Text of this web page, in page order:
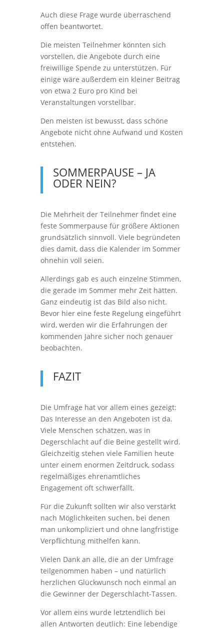
Auch diese Frage wurde überraschend
offen beantwortet.
Die meisten Teilnehmer könnten sich
vorstellen, die Angebote durch eine
freiwillige Spende zu unterstützen. Für
einige wäre außerdem ein kleiner Beitrag
von etwa 2 Euro pro Kind bei
Veranstaltungen vorstellbar.
Den meisten ist bewusst, dass schöne
Angebote nicht ohne Aufwand und Kosten
entstehen.
SOMMERPAUSE – JA
ODER NEIN?
Die Mehrheit der Teilnehmer findet eine
feste Sommerpause für größere Aktionen
grundsätzlich sinnvoll. Viele begründeten
dies damit, dass die Kalender im Sommer
ohnehin voll seien.
Allerdings gab es auch einzelne Stimmen,
die gerade im Sommer mehr Zeit hätten.
Ganz eindeutig ist das Bild also nicht.
Bevor hier eine feste Regelung eingeführt
wird, werden wir die Erfahrungen der
kommenden Jahre sicher noch genauer
beobachten.
FAZIT
Die Umfrage hat vor allem eines gezeigt:
Das Interesse an den Angeboten ist da.
Viele Menschen schätzen, was in
Degerschlacht auf die Beine gestellt wird.
Gleichzeitig stehen viele Familien heute
unter einem enormen Zeitdruck, sodass
regelmäßiges ehrenamtliches
Engagement oft schwerfällt.
Für die Zukunft sollten wir also verstärkt
nach Möglichkeiten suchen, bei denen
man unkompliziert und ohne langfristige
Verpflichtung mithelfen kann.
Vielen Dank an alle, die an der Umfrage
teilgenommen haben – und natürlich
herzlichen Glückwunsch noch einmal an
die Gewinner der Degerschlacht-Tassen.
Vor allem eins wurde letztendlich bei
allen Antworten deutlich: Eine lebendige